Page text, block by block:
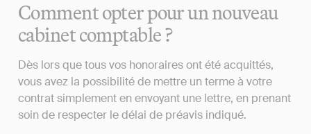
Comment opter pour un nouveau
cabinet comptable ?
Dès lors que tous vos honoraires ont été acquittés,
vous avez la possibilité de mettre un terme à votre
contrat simplement en envoyant une lettre, en prenant
soin de respecter le délai de préavis indiqué.